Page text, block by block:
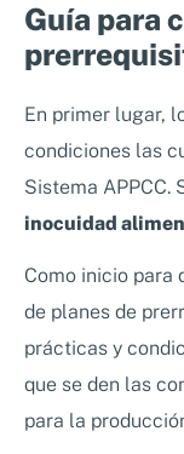
Guía para
En primer lugar,
condiciones las
Sistema APPCC.
inocuidad
Como inicio para
de planes de
prácticas y
que se den las
para la